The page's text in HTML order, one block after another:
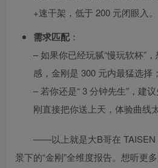
+速干架，低于 200 元闭眼入。
需求匹配：
– 如果你已经玩腻“慢玩软杯”
感，金刚是 300 元内最猛选择；
– 若你还是“ 3 分钟先生”，建
刚直接把你送上天，体验曲线太
——以上就是大B哥在 TAISEN
景下的“金刚”全维度报告。想听更